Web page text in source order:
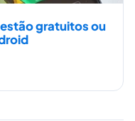
gratuitos ou